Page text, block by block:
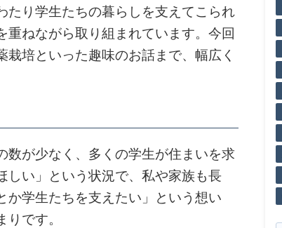
たり学生たちの暮らしを支えてこられ
重ねながら取り組まれています。今回
培といった趣味のお話まで、幅広く
が少なく、多くの学生が住まいを求
しい」という状況で、私や家族も長
学生たちを支えたい」という想い
です。